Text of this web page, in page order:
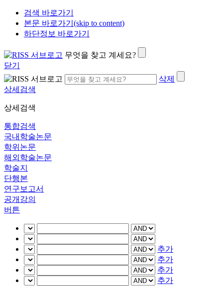
검색 바로가기
본문 바로가기(skip to content)
하단정보 바로가기
무엇을 찾고 계세요?
닫기
삭제
상세검색
상세검색
통합검색
국내학술논문
학위논문
해외학술논문
학술지
단행본
연구보고서
공개강의
버튼
추가
추가
추가
추가